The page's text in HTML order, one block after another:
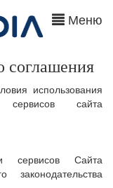
Меню
соглашения
использования
сайта
сервисов Сайта
законодательства